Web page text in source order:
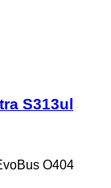
S313ul
O404